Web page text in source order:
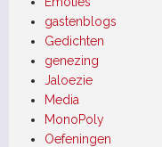
gastenblogs
Gedichten
genezing
Jaloezie
Media
MonoPoly
Oefeningen